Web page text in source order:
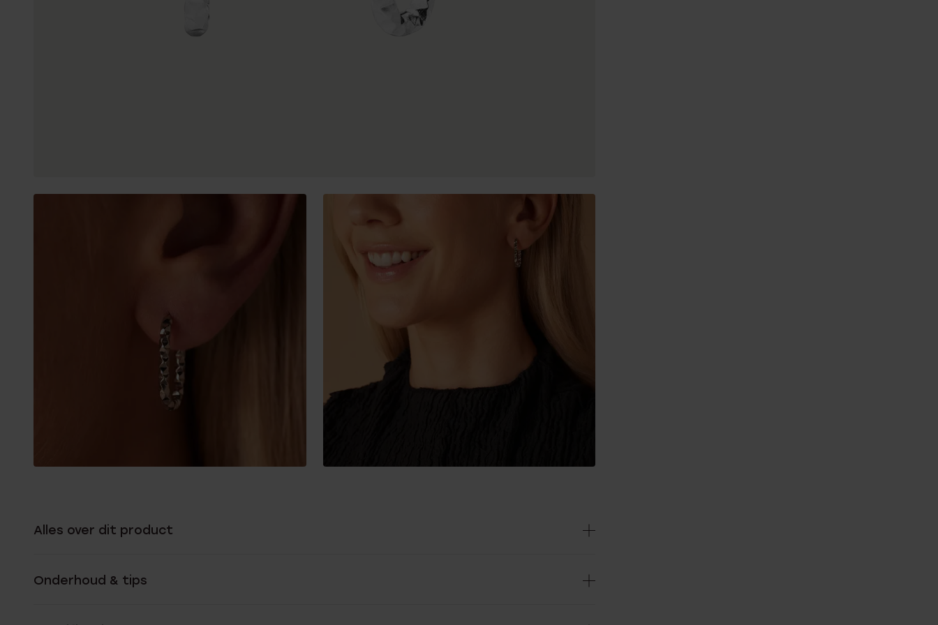
Alles over dit product
Onderhoud & tips